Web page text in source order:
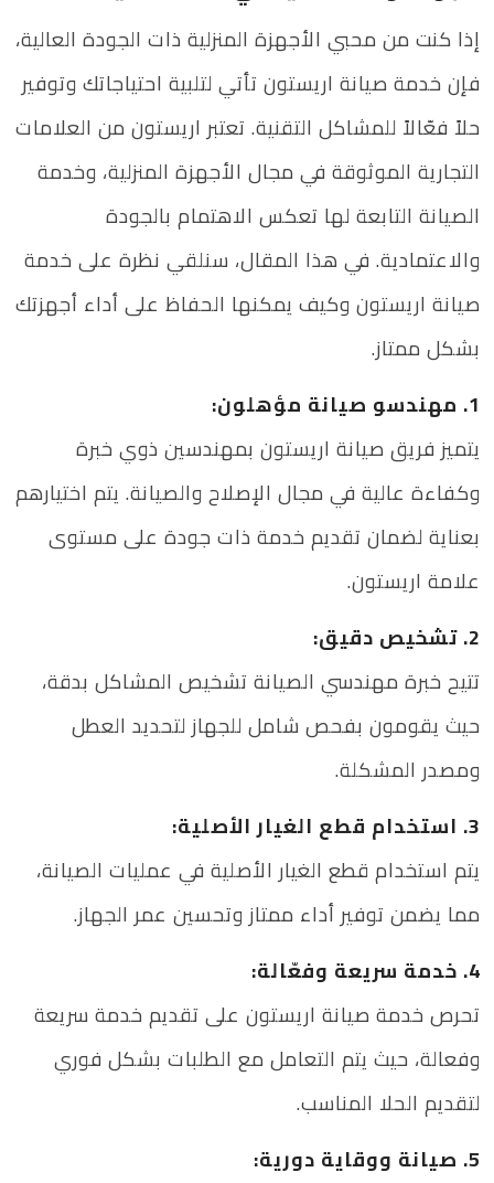
إذا كنت من محبي الأجهزة المنزلية ذات الجودة العالية،
فإن خدمة صيانة اريستون تأتي لتلبية احتياجاتك وتوفير
حلاً فعّالاً للمشاكل التقنية. تعتبر اريستون من العلامات
التجارية الموثوقة في مجال الأجهزة المنزلية، وخدمة
الصيانة التابعة لها تعكس الاهتمام بالجودة
والاعتمادية. في هذا المقال، سنلقي نظرة على خدمة
صيانة اريستون وكيف يمكنها الحفاظ على أداء أجهزتك
بشكل ممتاز.
1. مهندسو صيانة مؤهلون:
يتميز فريق صيانة اريستون بمهندسين ذوي خبرة
وكفاءة عالية في مجال الإصلاح والصيانة. يتم اختيارهم
بعناية لضمان تقديم خدمة ذات جودة على مستوى
علامة اريستون.
2. تشخيص دقيق:
تتيح خبرة مهندسي الصيانة تشخيص المشاكل بدقة،
حيث يقومون بفحص شامل للجهاز لتحديد العطل
ومصدر المشكلة.
3. استخدام قطع الغيار الأصلية:
يتم استخدام قطع الغيار الأصلية في عمليات الصيانة،
مما يضمن توفير أداء ممتاز وتحسين عمر الجهاز.
4. خدمة سريعة وفعّالة:
تحرص خدمة صيانة اريستون على تقديم خدمة سريعة
وفعالة، حيث يتم التعامل مع الطلبات بشكل فوري
لتقديم الحلا المناسب.
5. صيانة ووقاية دورية: